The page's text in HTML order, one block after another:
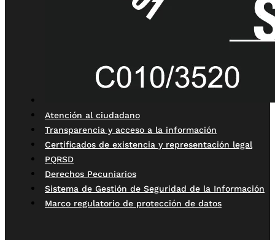
Atención al ciudadano
Transparencia y acceso a la información
Certificados de existencia y representación legal
PQRSD
Derechos Pecuniarios
Sistema de Gestión de Seguridad de la Información
Marco regulatorio de protección de datos